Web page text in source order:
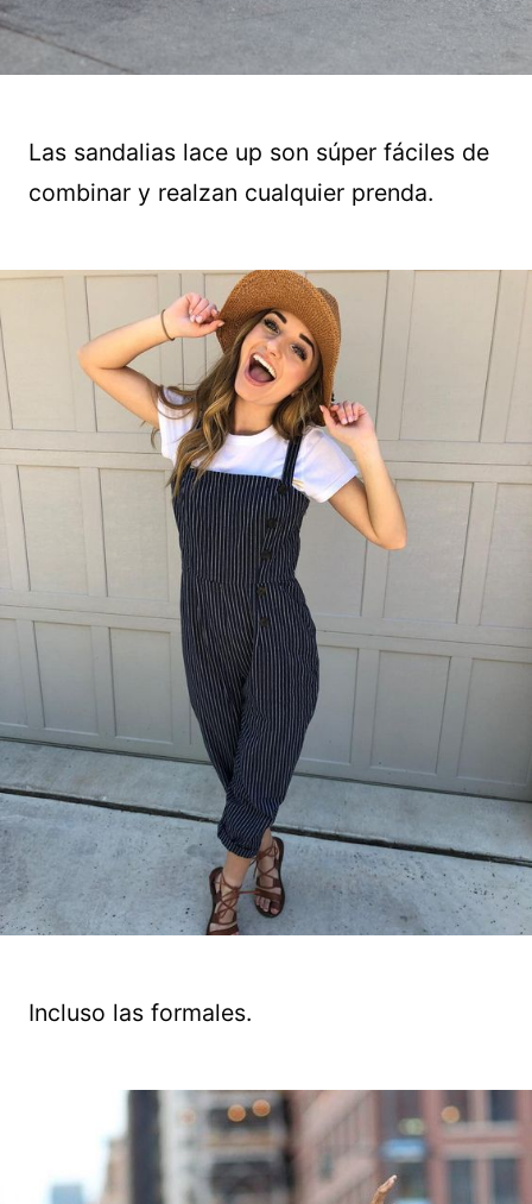
Las sandalias lace up son súper fáciles de
combinar y realzan cualquier prenda.
Incluso las formales.